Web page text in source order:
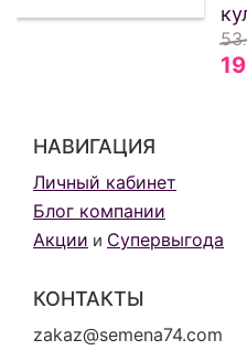
53
19
НАВИГАЦИЯ
Личный кабинет
Блог компании
Акции и Супервыгода
КОНТАКТЫ
zakaz@semena74.com